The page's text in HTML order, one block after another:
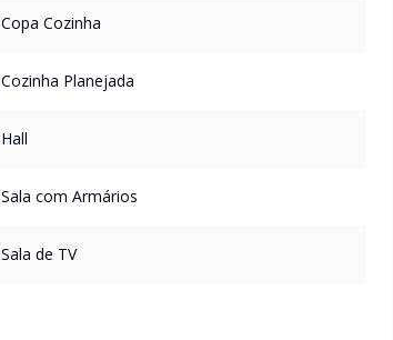
Copa Cozinha
Cozinha Planejada
Hall
Sala com Armários
Sala de TV